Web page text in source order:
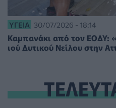
ΥΓΕΊΑ 30/07/2026 - 18:14
Καμπανάκι από τον ΕΟΔΥ:
ιού Δυτικού Νείλου στην